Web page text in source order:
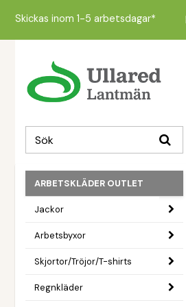
Skickas inom 1-5 arbetsdagar*
ARBETSKLÄDER OUTLET
Jackor
Arbetsbyxor
Skjortor/Tröjor/T-shirts
Regnkläder